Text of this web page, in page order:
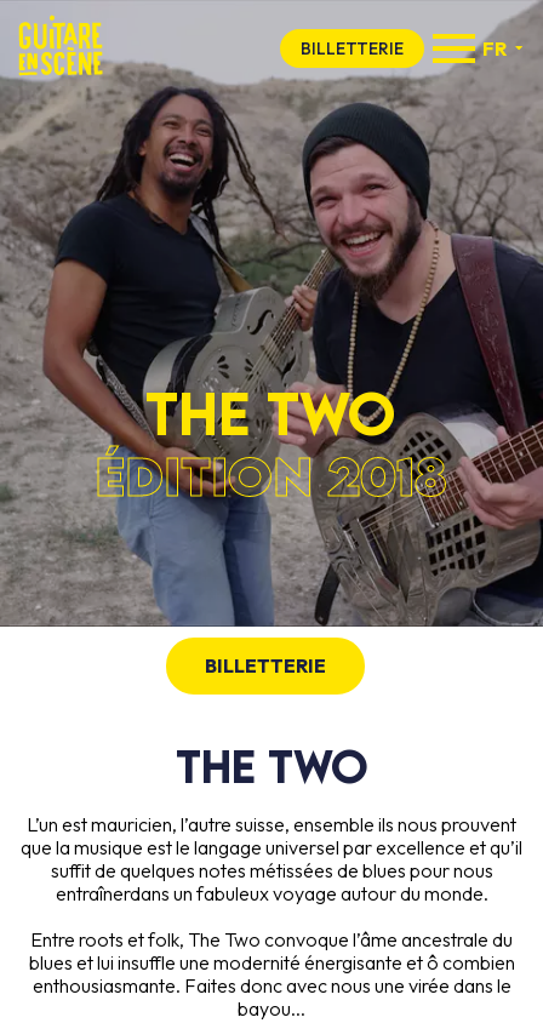
BILLETTERIE FR
THE TWO
ÉDITION 2018
BILLETTERIE
THE TWO
L’un est mauricien, l’autre suisse, ensemble ils nous prouvent
que la musique est le langage universel par excellence et qu’il
suffit de quelques notes métissées de blues pour nous
entraînerdans un fabuleux voyage autour du monde.
Entre roots et folk, The Two convoque l’âme ancestrale du
blues et lui insuffle une modernité énergisante et ô combien
enthousiasmante. Faites donc avec nous une virée dans le
bayou...